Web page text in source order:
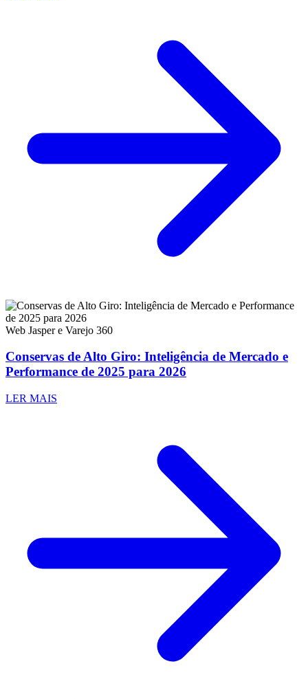
Web Jasper e Varejo 360
Conservas de Alto Giro: Inteligência de Mercado e
Performance de 2025 para 2026
LER MAIS